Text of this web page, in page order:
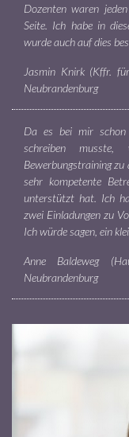
Dozenten waren
Seite. Ich habe in
wurde auch auf dies
Jasmin Knirk (Kffr.
Neubrandenburg
Da es bei mir schon
schreiben
Bewerbungstraining zu
sehr kompetente
unterstützt hat. Ich
zwei Einladungen zu
Ich würde sagen, ein
Anne Baldeweg
Neubrandenburg